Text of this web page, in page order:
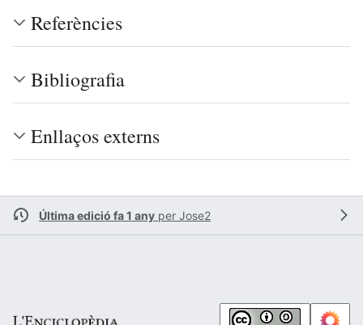
Referències
Bibliografia
Enllaços externs
Última edició fa 1 any per Jose2